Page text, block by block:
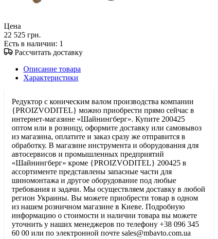
Цена
22 525 грн.
Есть в наличии: 1
Рассчитать доставку
Описание товара
Характеристики
Редуктор с коническим валом производства компании
{PROIZVODITEL} можно приобрести прямо сейчас в
интернет-магазине «Шайнингберг». Купите 200425
оптом или в розницу, оформите доставку или самовывоз
из магазина, оплатите и заказ сразу же отправится в
обработку. В магазине инструмента и оборудования для
автосервисов и промышленных предприятий
«Шайнингберг» кроме {PROIZVODITEL} 200425 в
ассортименте представлены запасные части для
шиномонтажа и другое оборудование под любые
требования и задачи. Мы осуществляем доставку в любой
регион Украины. Вы можете приобрести товар в одном
из нашем розничном магазине в Киеве. Подробную
информацию о стоимости и наличии товара вы можете
уточнить у наших менеджеров по телефону +38 096 345
60 00 или по электронной почте sales@mbavto.com.ua